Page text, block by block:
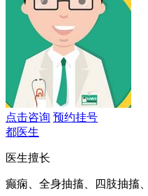
点击咨询 预约挂号
都医生
医生擅长
癫痫、全身抽搐、四肢抽搐